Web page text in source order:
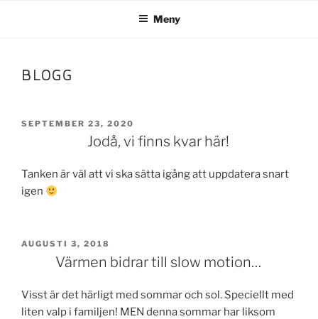
Meny
BLOGG
PUBLICERAT
SEPTEMBER 23, 2020
Jodå, vi finns kvar här!
Tanken är väl att vi ska sätta igång att uppdatera snart
igen
PUBLICERAT
AUGUSTI 3, 2018
Värmen bidrar till slow motion…
Visst är det härligt med sommar och sol. Speciellt med
liten valp i familjen! MEN denna sommar har liksom